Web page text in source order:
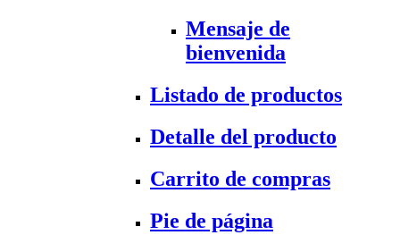
Mensaje de
bienvenida
Listado de productos
Detalle del producto
Carrito de compras
Pie de página